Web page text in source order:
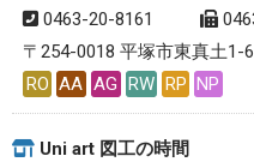
0463-20-8161
〒254-0018 平塚市東真土1-
RO AA AG RW RP NP
Uni art 図工の時間